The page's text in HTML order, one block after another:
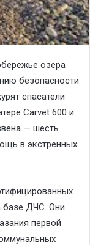
озера
безопасности
спасатели
Carvet 600 и
— шесть
в экстренных
базе ДЧС. Они
первой